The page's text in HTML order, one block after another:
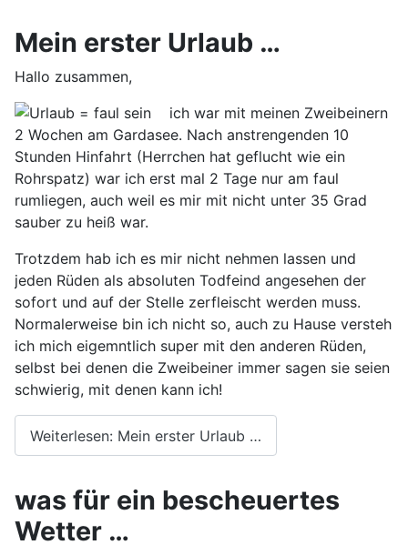
Mein erster Urlaub …
Hallo zusammen,
ich war mit meinen Zweibeinern
2 Wochen am Gardasee. Nach anstrengenden 10
Stunden Hinfahrt (Herrchen hat geflucht wie ein
Rohrspatz) war ich erst mal 2 Tage nur am faul
rumliegen, auch weil es mir mit nicht unter 35 Grad
sauber zu heiß war.
Trotzdem hab ich es mir nicht nehmen lassen und
jeden Rüden als absoluten Todfeind angesehen der
sofort und auf der Stelle zerfleischt werden muss.
Normalerweise bin ich nicht so, auch zu Hause versteh
ich mich eigemntlich super mit den anderen Rüden,
selbst bei denen die Zweibeiner immer sagen sie seien
schwierig, mit denen kann ich!
Weiterlesen: Mein erster Urlaub …
was für ein bescheuertes
Wetter …